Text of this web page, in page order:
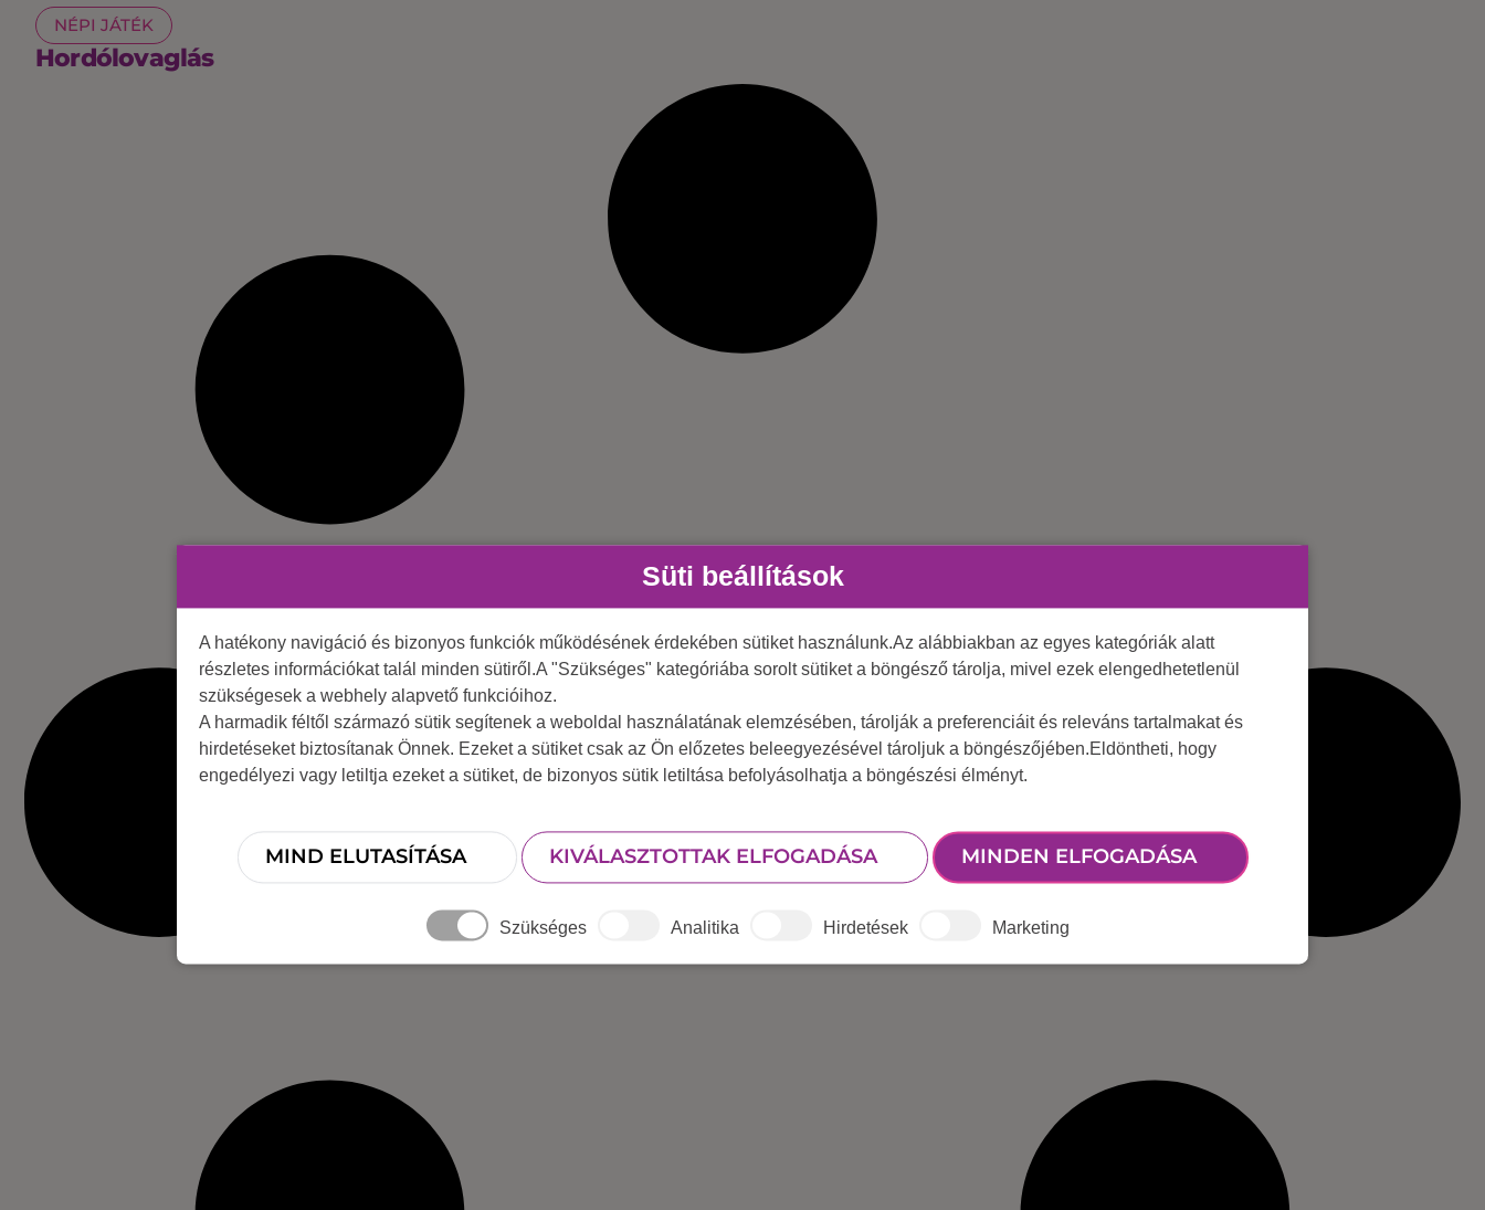
NÉPI JÁTÉK
Hordólovaglás
Süti beállítások
A hatékony navigáció és bizonyos funkciók működésének érdekében sütiket használunk.Az alábbiakban az egyes kategóriák alatt
részletes információkat talál minden sütiről.A "Szükséges" kategóriába sorolt sütiket a böngésző tárolja, mivel ezek elengedhetetlenül
szükségesek a webhely alapvető funkcióihoz.
A harmadik féltől származó sütik segítenek a weboldal használatának elemzésében, tárolják a preferenciáit és releváns tartalmakat és
hirdetéseket biztosítanak Önnek. Ezeket a sütiket csak az Ön előzetes beleegyezésével tároljuk a böngészőjében.Eldöntheti, hogy
engedélyezi vagy letiltja ezeket a sütiket, de bizonyos sütik letiltása befolyásolhatja a böngészési élményt.
MIND ELUTASÍTÁSA KIVÁLASZTOTTAK ELFOGADÁSA MINDEN ELFOGADÁSA
Szükséges Analitika Hirdetések Marketing